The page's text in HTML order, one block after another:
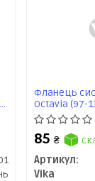
Фланець
Octavia (97-
Passat (06-
VIKA
85₴
Артикул:
Vika